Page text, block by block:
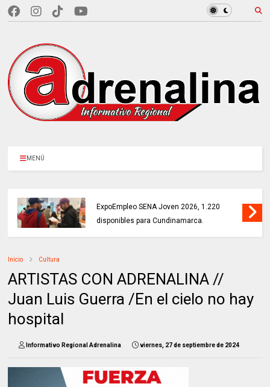
MENÚ
ExpoEmpleo SENA Joven 2026, 1.220
disponibles para Cundinamarca.
Inicio Cultura
ARTISTAS CON ADRENALINA //
Juan Luis Guerra /En el cielo no hay
hospital
Informativo Regional Adrenalina viernes, 27 de septiembre de 2024